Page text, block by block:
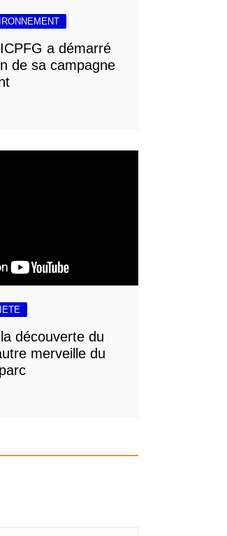
a démarré
de sa campagne
découverte du
merveille du